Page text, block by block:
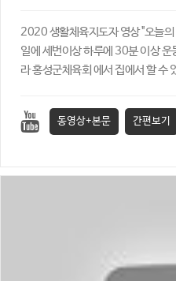
2020 생활체육지도자 영상 "오늘
일에 세번이상 하루에 30분 이상
라 홍성군체육회 에서 집에서 할 수
동영상+본문 간편보기